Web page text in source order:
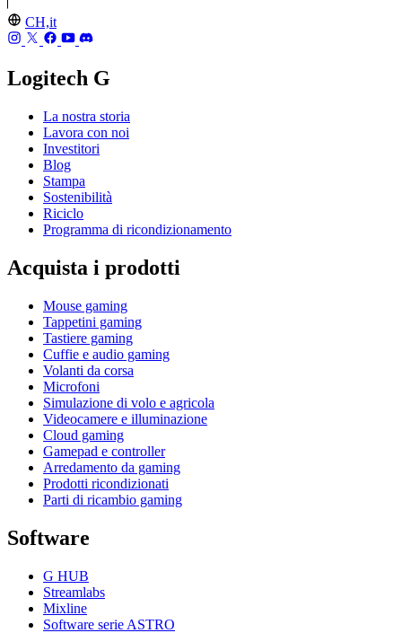
CH,it
Logitech G
La nostra storia
Lavora con noi
Investitori
Blog
Stampa
Sostenibilità
Riciclo
Programma di ricondizionamento
Acquista i prodotti
Mouse gaming
Tappetini gaming
Tastiere gaming
Cuffie e audio gaming
Volanti da corsa
Microfoni
Simulazione di volo e agricola
Videocamere e illuminazione
Cloud gaming
Gamepad e controller
Arredamento da gaming
Prodotti ricondizionati
Parti di ricambio gaming
Software
G HUB
Streamlabs
Mixline
Software serie ASTRO